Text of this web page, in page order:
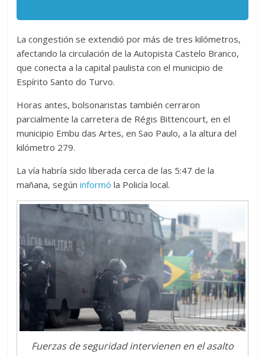
La congestión se extendió por más de tres kilómetros,
afectando la circulación de la Autopista Castelo Branco,
que conecta a la capital paulista con el municipio de
Espírito Santo do Turvo.
Horas antes, bolsonaristas también cerraron
parcialmente la carretera de Régis Bittencourt, en el
municipio Embu das Artes, en Sao Paulo, a la altura del
kilómetro 279.
La vía habría sido liberada cerca de las 5:47 de la
mañana, segúninformó la Policía local.
Fuerzas de seguridad intervienen en el asalto